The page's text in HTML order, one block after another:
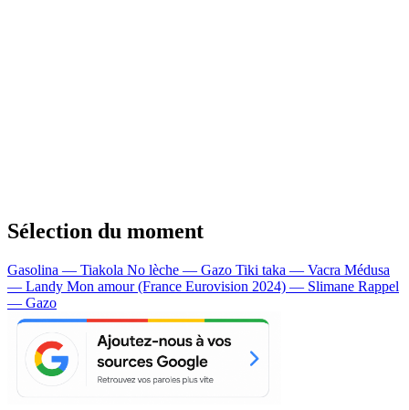
Sélection du moment
Gasolina — Tiakola No lèche — Gazo Tiki taka — Vacra Médusa
— Landy Mon amour (France Eurovision 2024) — Slimane Rappel
— Gazo